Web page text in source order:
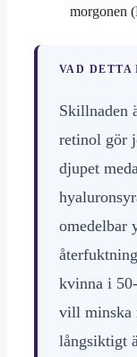
morgonen (
VAD DETTA
Skillnaden
retinol gör
djupet
omedelbar
kvinna i
vill minska
långsiktigt